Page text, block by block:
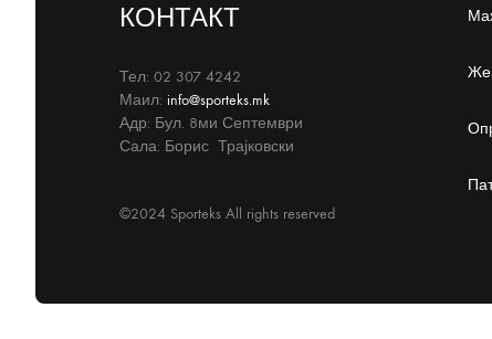
КОНТАКТ
Тел: 02 307 4242
Маил: info@sporteks.mk
Адр: Бул. 8ми Септември
Сала: Борис Трајковски
©2024 Sporteks All rights reserved